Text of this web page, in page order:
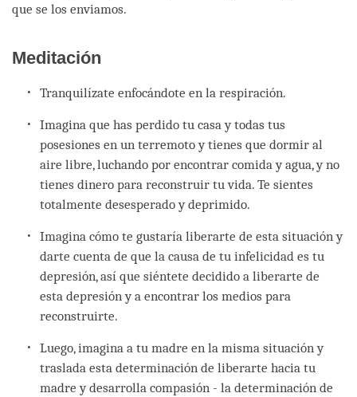
que se los enviamos.
Meditación
Tranquilízate enfocándote en la respiración.
Imagina que has perdido tu casa y todas tus
posesiones en un terremoto y tienes que dormir al
aire libre, luchando por encontrar comida y agua, y no
tienes dinero para reconstruir tu vida. Te sientes
totalmente desesperado y deprimido.
Imagina cómo te gustaría liberarte de esta situación y
darte cuenta de que la causa de tu infelicidad es tu
depresión, así que siéntete decidido a liberarte de
esta depresión y a encontrar los medios para
reconstruirte.
Luego, imagina a tu madre en la misma situación y
traslada esta determinación de liberarte hacia tu
madre y desarrolla compasión - la determinación de